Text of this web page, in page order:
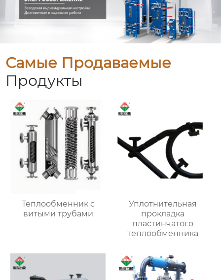
Самые Продаваемые
Продукты
Теплообменник с
витыми трубами
Уплотнительная
прокладка
пластинчатого
теплообменника